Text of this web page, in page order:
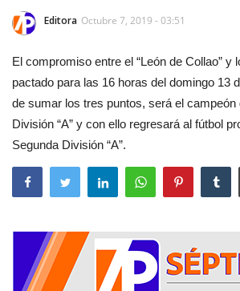
Editora Octubre 7, 2019 - 03:51
El compromiso entre el “León de Collao” y
pactado para las 16 horas del domingo 13
de sumar los tres puntos, será el campeón
División “A” y con ello regresará al fútbol
Segunda División “A”.